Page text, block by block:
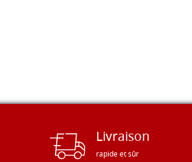
Livraison
rapide et sûr